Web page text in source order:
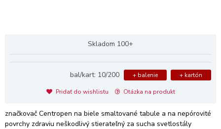
Skladom 100+
bal/kart: 10/200 + balenie + kartón
Pridať do wishlistu Otázka na produkt
značkovač Centropen na biele smaltované tabule a na nepórovité
povrchy zdraviu neškodlivý stierateľný za sucha svetlostály